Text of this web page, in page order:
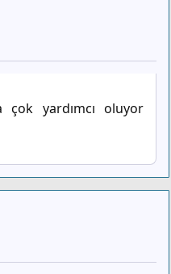
çok yardımcı oluyor